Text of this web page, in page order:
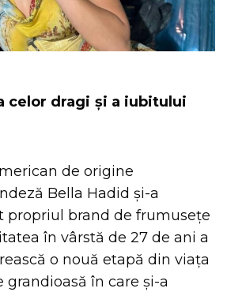
celor dragi și a iubitului
de origine
Bella Hadid și-a
propriul brand de frumusețe
în vârstă de 27 de ani a
o nouă etapă din viața
grandioasă în care și-a